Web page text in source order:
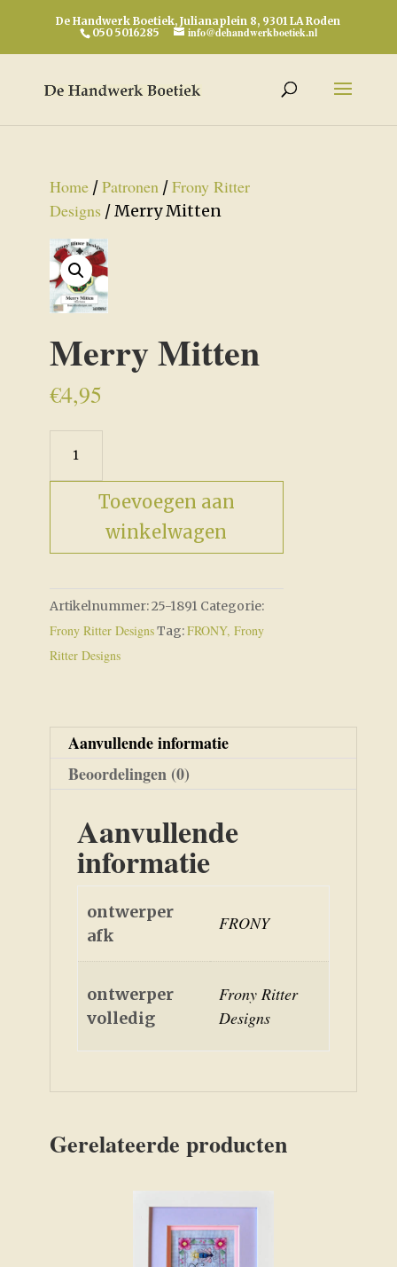
De Handwerk Boetiek, Julianaplein 8, 9301 LA Roden
050 5016285
info@dehandwerkboetiek.nl
Home/Patronen/Frony Ritter
Designs / Merry Mitten
Merry Mitten
€4,95
Mitten
Toevoegen aan
winkelwagen
Artikelnummer:25-1891 Categorie:
Frony Ritter DesignsTag:FRONY, Frony
Ritter Designs
Aanvullende informatie
Beoordelingen (0)
Aanvullende
informatie
ontwerper
afk
FRONY
ontwerper
volledig
Frony Ritter
Designs
Gerelateerde producten